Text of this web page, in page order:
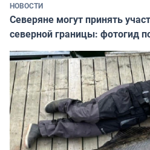
НОВОСТИ
Северяне могут принять
северной границы: фотогид